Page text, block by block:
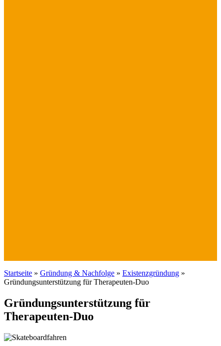
Startseite » Gründung & Nachfolge » Existenzgründung »
Gründungsunterstützung für Therapeuten-Duo
Gründungsunterstützung für
Therapeuten-Duo